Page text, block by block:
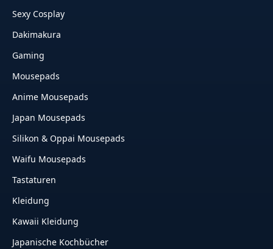
Sexy Cosplay
Dakimakura
Gaming
Mousepads
Anime Mousepads
Japan Mousepads
Silikon & Oppai Mousepads
Waifu Mousepads
Tastaturen
Kleidung
Kawaii Kleidung
Japanische Kochbücher